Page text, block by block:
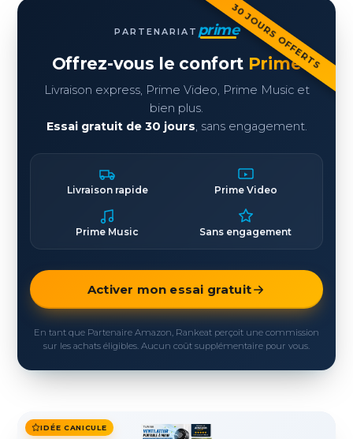
30 JOURS OFFERTS
PARTENARIAT prime
Offrez-vous le confort Prime
Livraison express, Prime Video, Prime Music et
bien plus.
Essai gratuit de 30 jours, sans engagement.
Livraison rapide Prime Video
Prime Music Sans engagement
Activer mon essai gratuit
En tant que Partenaire Amazon, Rankeat perçoit une commission
sur les achats éligibles. Aucun coût supplémentaire pour vous.
IDÉE CANICULE